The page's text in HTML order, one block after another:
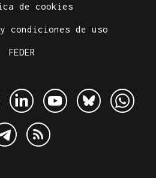
de cookies
condiciones de uso
FEDER